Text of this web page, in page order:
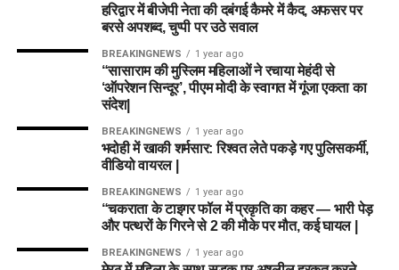
हरिद्वार में बीजेपी नेता की दबंगई कैमरे में कैद, अफसर पर
बरसे अपशब्द, चुप्पी पर उठे सवाल
BREAKINGNEWS 1 year ago
“सासाराम की मुस्लिम महिलाओं ने रचाया मेहंदी से
‘ऑपरेशन सिन्दूर’, पीएम मोदी के स्वागत में गूंजा एकता का
संदेश|
BREAKINGNEWS 1 year ago
भदोही में खाकी शर्मसार: रिश्वत लेते पकड़े गए पुलिसकर्मी,
वीडियो वायरल |
BREAKINGNEWS 1 year ago
“चकराता के टाइगर फॉल में प्रकृति का कहर — भारी पेड़
और पत्थरों के गिरने से 2 की मौके पर मौत, कई घायल |
BREAKINGNEWS 1 year ago